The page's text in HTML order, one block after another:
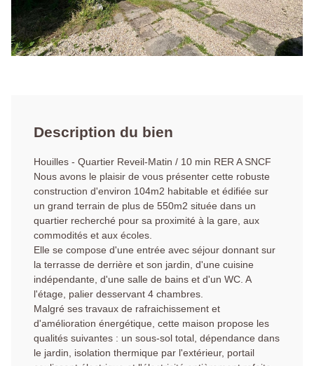
Description du bien
Houilles - Quartier Reveil-Matin / 10 min RER A SNCF
Nous avons le plaisir de vous présenter cette robuste
construction d'environ 104m2 habitable et édifiée sur
un grand terrain de plus de 550m2 située dans un
quartier recherché pour sa proximité à la gare, aux
commodités et aux écoles.
Elle se compose d'une entrée avec séjour donnant sur
la terrasse de derrière et son jardin, d'une cuisine
indépendante, d'une salle de bains et d'un WC. A
l'étage, palier desservant 4 chambres.
Malgré ses travaux de rafraichissement et
d'amélioration énergétique, cette maison propose les
qualités suivantes : un sous-sol total, dépendance dans
le jardin, isolation thermique par l'extérieur, portail